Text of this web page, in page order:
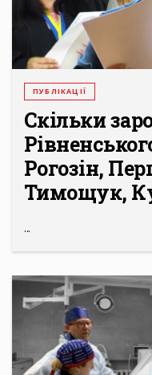
ПУБЛІКАЦІЇ
Скільки
Рогозін,
Тимощук,
...